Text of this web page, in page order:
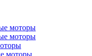
моторы
моторы
моторы